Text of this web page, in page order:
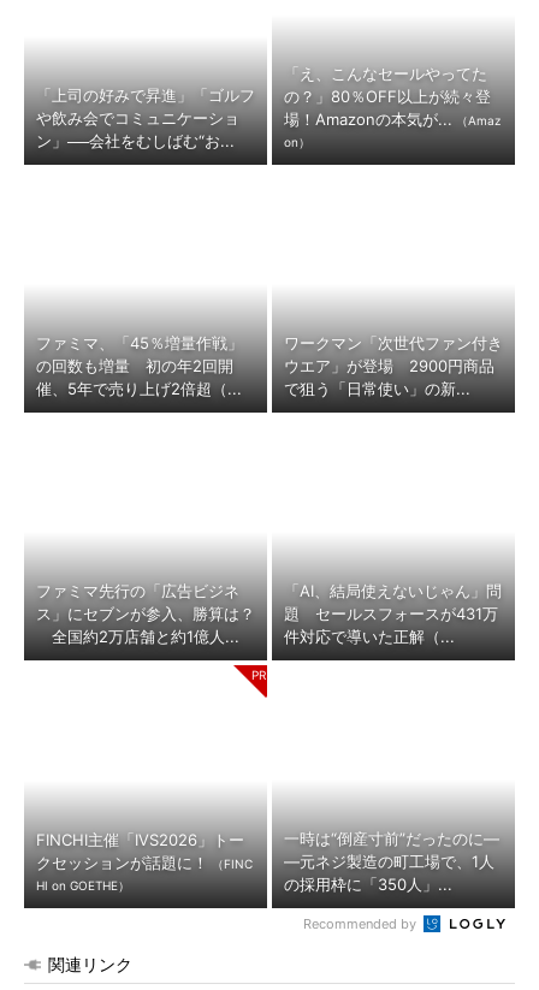
「上司の好みで昇進」「ゴルフ
や飲み会でコミュニケーショ
ン」──会社をむしばむ“お...
「え、こんなセールやってた
の？」80％OFF以上が続々登
場！Amazonの本気が...
（Amaz
on）
ファミマ、「45％増量作戦」
の回数も増量 初の年2回開
催、5年で売り上げ2倍超（...
ワークマン「次世代ファン付き
ウエア」が登場 2900円商品
で狙う「日常使い」の新...
ファミマ先行の「広告ビジネ
ス」にセブンが参入、勝算は？
全国約2万店舗と約1億人...
「AI、結局使えないじゃん」問
題 セールスフォースが431万
件対応で導いた正解（...
FINCHI主催「IVS2026」トー
クセッションが話題に！
（FINC
HI on GOETHE）
一時は“倒産寸前”だったのに―
―元ネジ製造の町工場で、1人
の採用枠に「350人」...
Recommended by
関連リンク